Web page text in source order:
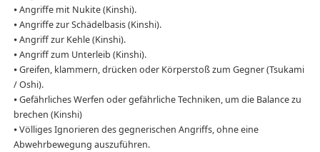
⦁ Angriffe mit Nukite (Kinshi).
⦁ Angriffe zur Schädelbasis (Kinshi).
⦁ Angriff zur Kehle (Kinshi).
⦁ Angriff zum Unterleib (Kinshi).
⦁ Greifen, klammern, drücken oder Körperstoß zum Gegner (Tsukami
/ Oshi).
⦁ Gefährliches Werfen oder gefährliche Techniken, um die Balance zu
brechen (Kinshi)
⦁ Völliges Ignorieren des gegnerischen Angriffs, ohne eine
Abwehrbewegung auszuführen.